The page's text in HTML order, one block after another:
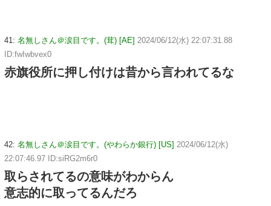
41: 名無しさん＠涙目です。(茸) [AE] 2024/06/12(水) 22:07:31.88
ID:fwIwbvex0
赤旗役所に押し付けは昔から言われてるな
42: 名無しさん＠涙目です。(やわらか銀行) [US] 2024/06/12(水)
22:07:46.97 ID:siRG2m6r0
取らされてるの意味がわからん
意志的に取ってるんだろ